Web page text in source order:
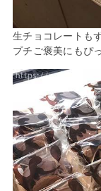
生チョコレートも
プチご褒美にもぴ